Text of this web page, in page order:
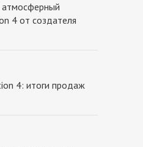
4 от создателя
4: итоги продаж